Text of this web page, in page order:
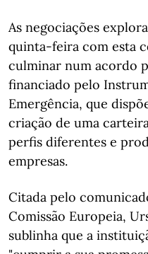
As negociações
quinta-feira com esta
culminar num acordo
financiado pelo
Emergência, que
criação de uma
perfis diferentes e
empresas.
Citada pelo
Comissão Europeia,
sublinha que a